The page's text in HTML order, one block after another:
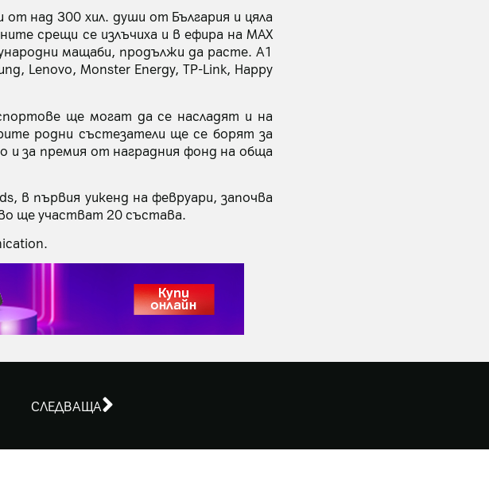
над 300 хил. души от България и цяла
срещи се излъчиха и в ефира на MAX
мащаби, продължи да расте. A1
Lenovo, Monster Energy, TP-Link, Happy
ще могат да се насладят и на
родни състезатели ще се борят за
и за премия от наградния фонд на обща
в първия уикенд на февруари, започва
ще участват 20 състава.
СЛЕДВАЩА